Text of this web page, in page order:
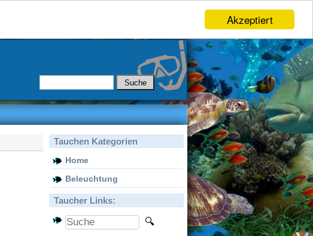
Akzeptiert
Tauchen Kategorien
Home
Beleuchtung
Taucher Links: